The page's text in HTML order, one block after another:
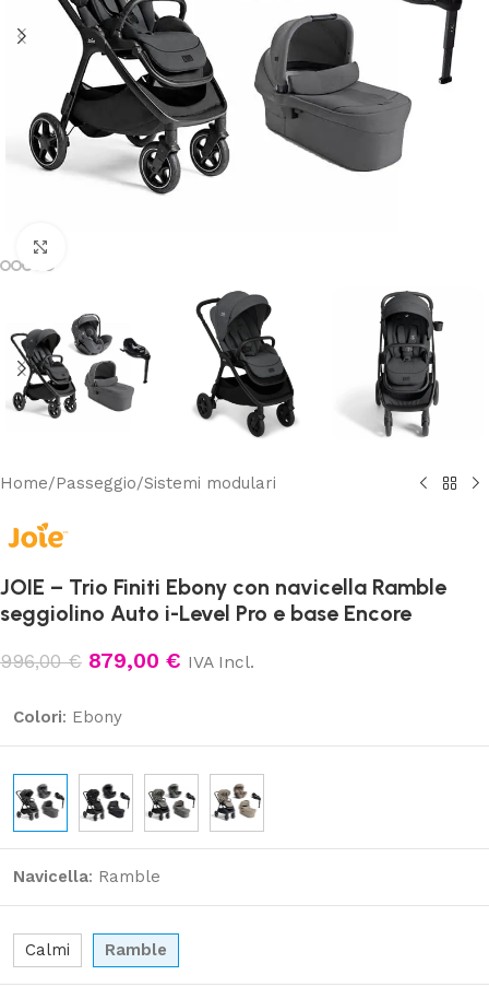
Home/Passeggio/Sistemi modulari
JOIE – Trio Finiti Ebony con navicella Ramble
seggiolino Auto i-Level Pro e base Encore
996,00€ 879,00 € IVA Incl.
Colori: Ebony
Navicella: Ramble
Calmi Ramble